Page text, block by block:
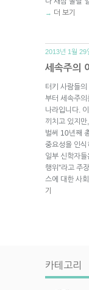
→ 더 보기
2013년 1월 29
세속주의
터키 사람들
부터 세속주
나라입니다.
끼치고 있지
벌써 10년째
중요성을 인식
일부 신학자
행위”라고 주
스에 대한 사
기
카테고리